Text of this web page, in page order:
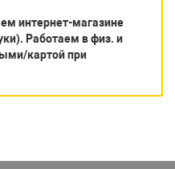
интернет-магазине
Работаем в физ. и
картой при